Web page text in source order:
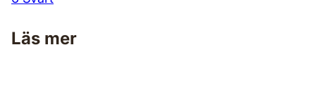
Läs mer